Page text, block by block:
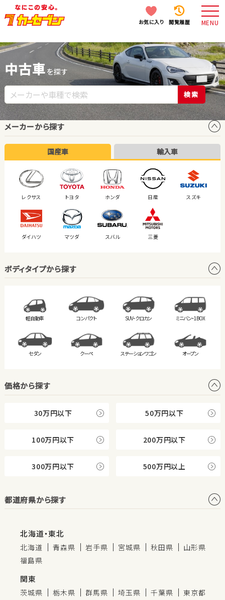
お気に入り 閲覧履歴 MENU
中古車 を探す
検索
メーカーから探す
国産車 輸入車
レクサス トヨタ ホンダ 日産 スズキ
ダイハツ マツダ スバル 三菱
ボディタイプから探す
軽自動車 コンパクト SUV・クロカン ミニバン・1BOX
セダン クーペ ステーションワゴン オープン
価格から探す
30万円以下 50万円以下
100万円以下 200万円以下
300万円以下 500万円以上
都道府県から探す
北海道・東北
北海道 青森県 岩手県 宮城県 秋田県
山形県
福島県
関東
茨城県 栃木県 群馬県 埼玉県 千葉県
東京都